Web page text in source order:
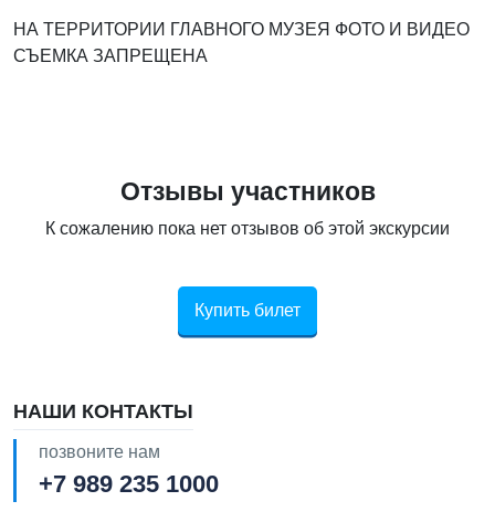
НА ТЕРРИТОРИИ ГЛАВНОГО МУЗЕЯ ФОТО И ВИДЕО
СЪЕМКА ЗАПРЕЩЕНА
Отзывы участников
К сожалению пока нет отзывов об этой экскурсии
Купить билет
НАШИ КОНТАКТЫ
позвоните нам
+7 989 235 1000